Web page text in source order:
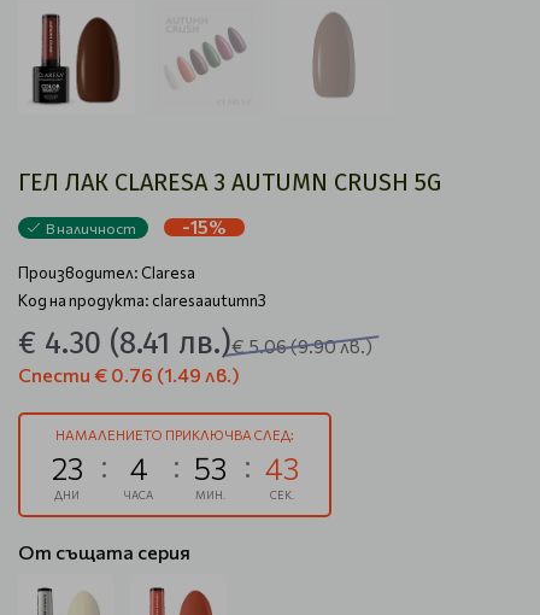
ГЕЛ ЛАК CLARESA 3 AUTUMN CRUSH 5G
В наличност -15%
Производител: Claresa
Код на продукта: claresaautumn3
€ 4.30 (8.41 лв.)€ 5.06(9.90 лв.)
Спести € 0.76 (1.49 лв.)
НАМАЛЕНИЕТО ПРИКЛЮЧВА СЛЕД:
23
ДНИ
4
ЧАСА
53
МИН.
42
СЕК.
От същата серия